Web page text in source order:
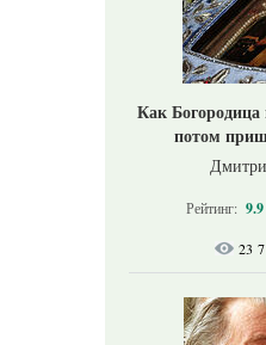
Как Богородица
потом
Рейтинг: 9.9
23